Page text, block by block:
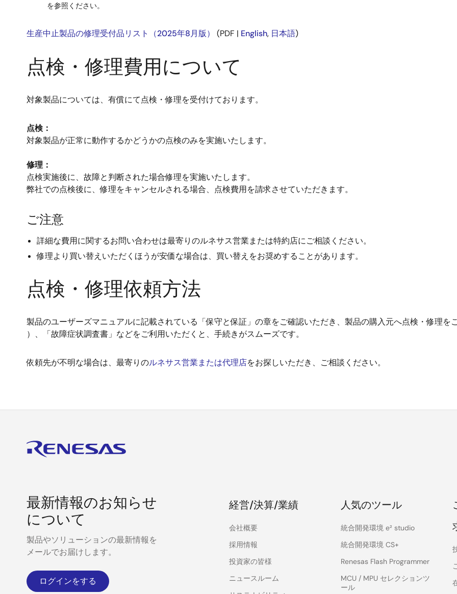
を参照ください。
生産中止製品の修理受付品リスト（2025年8月版） (PDF | English, 日本語)
点検・修理費用について
対象製品については、有償にて点検・修理を受付けております。
点検：
対象製品が正常に動作するかどうかの点検のみを実施いたします。
修理：
点検実施後に、故障と判断された場合修理を実施いたします。
弊社での点検後に、修理をキャンセルされる場合、点検費用を請求させていただきます。
ご注意
詳細な費用に関するお問い合わせは最寄りのルネサス営業または特約店にご相談ください。
修理より買い替えいただくほうが安価な場合は、買い替えをお奨めすることがあります。
点検・修理依頼方法
製品のユーザーズマニュアルに記載されている「保守と保証」の章をご確認いただき、製品の購入元へ点検・修理
）、「故障症状調査書」などをご利用いただくと、手続きがスムーズです。
依頼先が不明な場合は、最寄りのルネサス営業または代理店をお探しいただき、ご相談ください。
最新情報のお知らせ
について
製品やソリューションの最新情報を
メールでお届けします。
ログインをする
経営/決算/業績
会社概要
採用情報
投資家の皆様
ニュースルーム
人気のツール
統合開発環境 e² studio
統合開発環境 CS+
Renesas Flash Programmer
MCU / MPU セレクションツ
ール